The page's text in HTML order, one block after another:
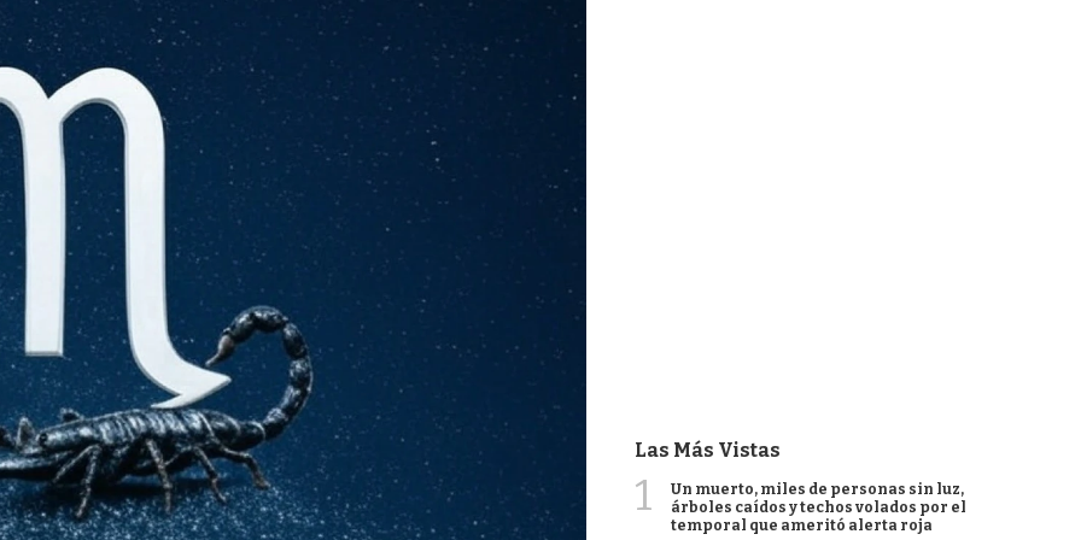
Las Más Vistas
1
Un muerto, miles de personas sin luz,
árboles caídos y techos volados por el
temporal que ameritó alerta roja